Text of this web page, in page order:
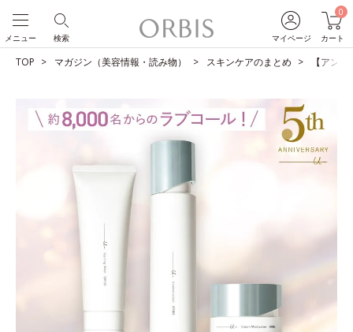
マイページ
0
カート
検索
メニュー
TOP マガジン（美容情報・読み物） スキンケアのまとめ 【アン